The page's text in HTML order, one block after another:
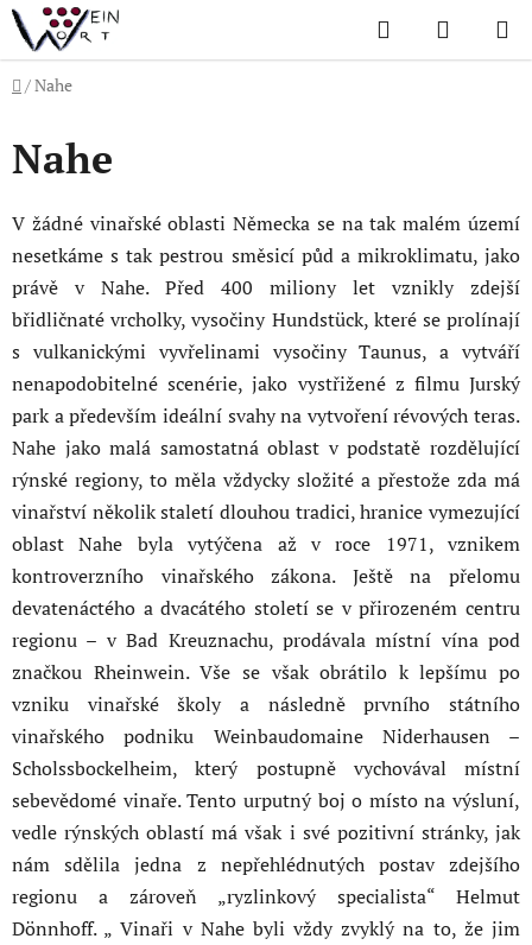
Přejít
na
obsah
Hledat
KOŠÍK
Domů
/Nahe
Nahe
V žádné vinařské oblasti Německa se na tak malém území
nesetkáme s tak pestrou směsicí půd a mikroklimatu, jako
právě v Nahe. Před 400 miliony let vznikly zdejší
břidličnaté vrcholky, vysočiny Hundstück, které se prolínají
s vulkanickými vyvřelinami vysočiny Taunus, a vytváří
nenapodobitelné scenérie, jako vystřižené z filmu Jurský
park a především ideální svahy na vytvoření révových teras.
Nahe jako malá samostatná oblast v podstatě rozdělující
rýnské regiony, to měla vždycky složité a přestože zda má
vinařství několik staletí dlouhou tradici, hranice vymezující
oblast Nahe byla vytýčena až v roce 1971, vznikem
kontroverzního vinařského zákona. Ještě na přelomu
devatenáctého a dvacátého století se v přirozeném centru
regionu – v Bad Kreuznachu, prodávala místní vína pod
značkou Rheinwein. Vše se však obrátilo k lepšímu po
vzniku vinařské školy a následně prvního státního
vinařského podniku Weinbaudomaine Niderhausen –
Scholssbockelheim, který postupně vychovával místní
sebevědomé vinaře. Tento urputný boj o místo na výsluní,
vedle rýnských oblastí má však i své pozitivní stránky, jak
nám sdělila jedna z nepřehlédnutých postav zdejšího
regionu a zároveň „ryzlinkový specialista“ Helmut
Dönnhoff. „ Vinaři v Nahe byli vždy zvyklý na to, že jim